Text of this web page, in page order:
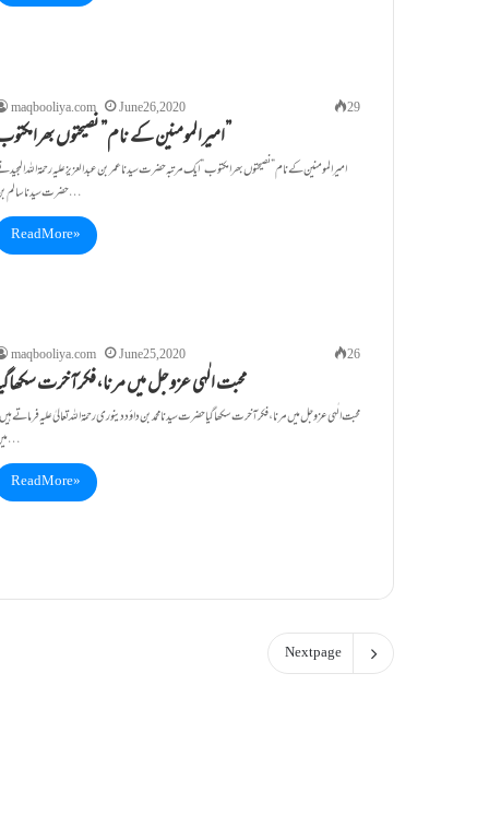
maqbooliya.com June 26, 2020 29
امیرالمومنین کے نام” نصیحتوں بھرامکتوب”
امیرالمومنین کے نام” نصیحتوں بھرامکتوب” ایک مرتبہ حضرت سیدنا عمر بن عبدالعزیز علیہ رحمۃاللہ المجید
حضرت سیدنا سالم بن…
Read More »
maqbooliya.com June 25, 2020 26
محبت الٰہی عزوجل میں مرنا،فکرآخرت
محبت الٰہی عزوجل میں مرنا،فکرآخرت سکھاگیا حضرت سیدنا محمد بن داؤد دینوری رحمۃ اللہ تعالیٰ علیہ فرماتے
میں…
Read More »
Next page